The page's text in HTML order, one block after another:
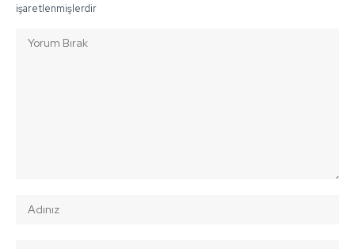
işaretlenmişlerdir